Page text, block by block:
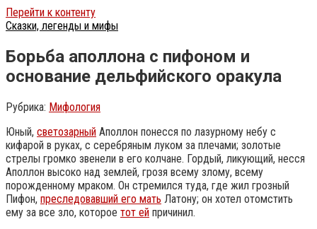
Перейти к контенту
Сказки, легенды и мифы
Борьба аполлона с пифоном и
основание дельфийского оракула
Рубрика: Мифология
Юный, светозарный Аполлон понесся по лазурному небу с
кифарой в руках, с серебряным луком за плечами; золотые
стрелы громко звенели в его колчане. Гордый, ликующий, несся
Аполлон высоко над землей, грозя всему злому, всему
порожденному мраком. Он стремился туда, где жил грозный
Пифон, преследовавший его мать Латону; он хотел отомстить
ему за все зло, которое тот ей причинил.